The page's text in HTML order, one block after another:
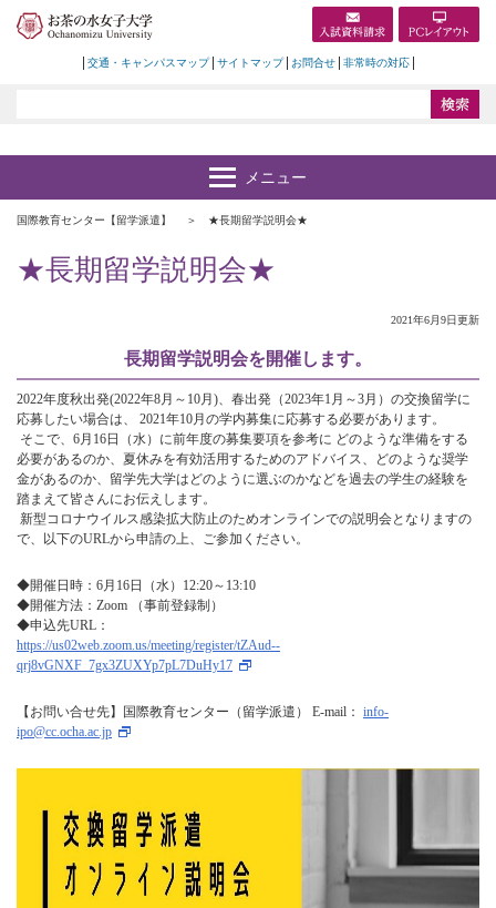
交通・キャンパスマップ サイトマップ お問合せ 非常時の対応
国際教育センター【留学派遣】 ★長期留学説明会★
★長期留学説明会★
2021年6月9日更新
長期留学説明会を開催します。
2022年度秋出発(2022年8月～10月)、春出発（2023年1月～3月）の交換留学に
応募したい場合は、 2021年10月の学内募集に応募する必要があります。
そこで、6月16日（水）に前年度の募集要項を参考に どのような準備をする
必要があるのか、夏休みを有効活用するためのアドバイス、どのような奨学
金があるのか、留学先大学はどのように選ぶのかなどを過去の学生の経験を
踏まえて皆さんにお伝えします。
新型コロナウイルス感染拡大防止のためオンラインでの説明会となりますの
で、以下のURLから申請の上、ご参加ください。
◆開催日時：6月16日（水）12:20～13:10
◆開催方法：Zoom （事前登録制）
◆申込先URL：
https://us02web.zoom.us/meeting/register/tZAud--
qrj8vGNXF_7gx3ZUXYp7pL7DuHy17
【お問い合せ先】国際教育センター（留学派遣） E-mail： info-
ipo@cc.ocha.ac.jp